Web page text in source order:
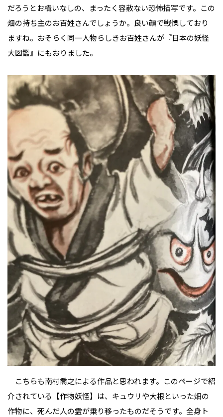
だろうとお構いなしの、まったく容赦ない恐怖描写です。この
畑の持ち主のお百姓さんでしょうか。良い顔で戦慄しており
ますね。おそらく同一人物らしきお百姓さんが『日本の妖怪
大図鑑』にもおりました。
こちらも南村喬之による作品と思われます。このページで紹
介されている【作物妖怪】は、キュウリや大根といった畑の
作物に、死んだ人の霊が乗り移ったものだそうです。全身ト